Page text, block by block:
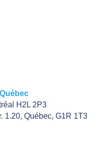
H2L 2P3
1.20, Québec, G1R 1T3